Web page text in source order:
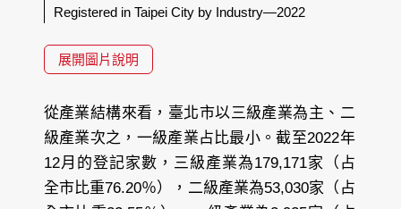
Registered in Taipei City by Industry—2022
展開圖片說明
從產業結構來看，臺北市以三級產業為主、二
級產業次之，一級產業占比最小。截至2022年
12月的登記家數，三級產業為179,171家（占
全市比重76.20％），二級產業為53,030家（占